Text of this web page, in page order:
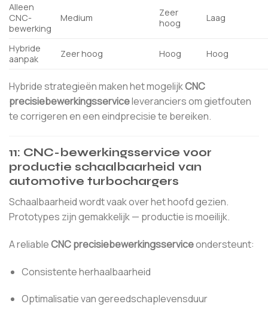
Alleen
CNC-
bewerking
Medium
Zeer
hoog
Laag
Hybride
aanpak
Zeer hoog Hoog Hoog
Hybride strategieën maken het mogelijkCNC
precisiebewerkingsserviceleveranciers om gietfouten
te corrigeren en een eindprecisie te bereiken.
11: CNC-bewerkingsservice voor
productie schaalbaarheid van
automotive turbochargers
Schaalbaarheid wordt vaak over het hoofd gezien.
Prototypes zijn gemakkelijk — productie is moeilijk.
A reliableCNC precisiebewerkingsserviceondersteunt:
Consistente herhaalbaarheid
Optimalisatie van gereedschaplevensduur